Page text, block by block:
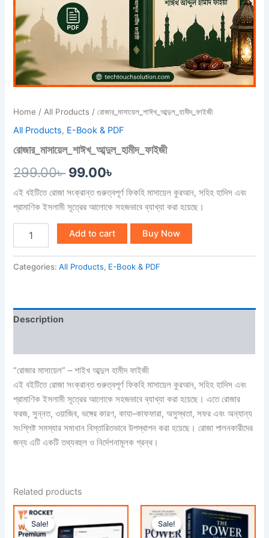
Home / All Products / রোজার_মাসায়েল_শাঈখ_আব্দুল_হামীদ_ফাইজী
All Products, E-Book & PDF
রোজার_মাসায়েল_শাঈখ_আব্দুল_হামীদ_ফাইজী
299.00৳ 99.00৳
এই বইটিতে রোজা সংক্রান্ত গুরুত্বপূর্ণ ফিকহি মাসায়েল কুরআন, সহিহ হাদিস এবং
প্রামাণিক ইসলামী সূত্রের আলোকে সহজভাবে ব্যাখ্যা করা হয়েছে।
Add to cart Buy Now
Categories:All Products, E-Book & PDF
Description
“রোজার মাসায়েল” – শাইখ আব্দুল হামীদ ফাইজী
এই বইটিতে রোজা সংক্রান্ত গুরুত্বপূর্ণ ফিকহি মাসায়েল কুরআন, সহিহ হাদিস এবং
প্রামাণিক ইসলামী সূত্রের আলোকে সহজভাবে ব্যাখ্যা করা হয়েছে। এতে রোজার
ফরজ, সুন্নত, ওয়াজিব, ভঙ্গের কারণ, কাযা–কাফফারা, অসুস্থতা, সফর এবং অন্যান্য
সংশ্লিষ্ট সমস্যার সমাধান বিস্তারিতভাবে উপস্থাপন করা হয়েছে। রোজা পালনকারীদের
জন্য এটি একটি তথ্যবহুল ও নির্দেশনামূলক গ্রন্থ।
Related products
Sale!
Sale!
Original
price
was:
Current
is:
Sale!
Sale!
Original
price
was:
Current
price
is: